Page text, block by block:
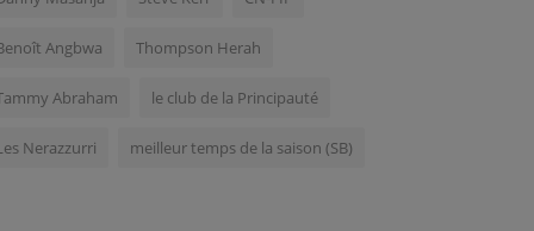
Angbwa Thompson Herah
Abraham le club de la Principauté
Nerazzurri meilleur temps de la saison (SB)